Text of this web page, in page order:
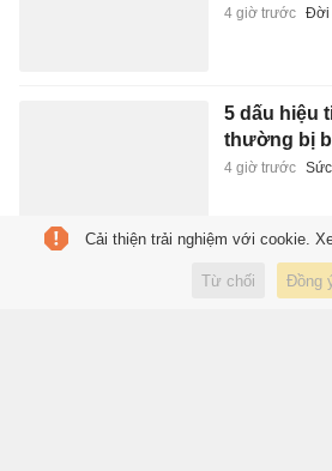
4 giờ trước Đời
5 dấu hiệu
thường bị
4 giờ trước
Camera AI
làm rơi đất
Cải thiện trải nghiệm với cookie.
Từ chối Đồng